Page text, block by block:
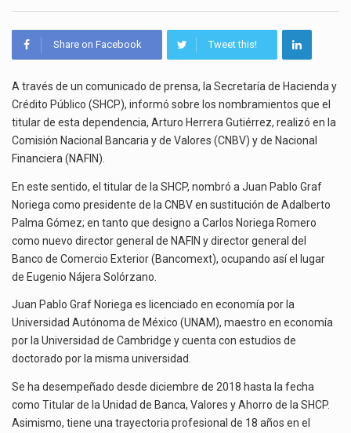
Los créditos fiscales determinados a empresas IMMEX rara vez nacen de una interpretación equivocada de…
La inversión fija bruta en México registró un aumento de 1.1% interanual en mayo de…
El gobierno de Estados Unidos anunciará un arancel del 15 % sobre los productos fabricados…
HACIENDA
NOMBRA
NUEVOS
TITULARES
DE
LA
NAFIN
Share on Facebook Tweet this!
A través de un comunicado de prensa, la Secretaría de Hacienda y
Crédito Público (SHCP), informó sobre los nombramientos que el
titular de esta dependencia, Arturo Herrera Gutiérrez, realizó en la
Comisión Nacional Bancaria y de Valores (CNBV) y de Nacional
Financiera (NAFIN).
En este sentido, el titular de la SHCP, nombró a Juan Pablo Graf
Noriega como presidente de la CNBV en sustitución de Adalberto
Palma Gómez; en tanto que designo a Carlos Noriega Romero
como nuevo director general de NAFIN y director general del
Banco de Comercio Exterior (Bancomext), ocupando así el lugar
de Eugenio Nájera Solórzano.
Juan Pablo Graf Noriega es licenciado en economía por la
Universidad Autónoma de México (UNAM), maestro en economía
por la Universidad de Cambridge y cuenta con estudios de
doctorado por la misma universidad.
Se ha desempeñado desde diciembre de 2018 hasta la fecha
como Titular de la Unidad de Banca, Valores y Ahorro de la SHCP.
Asimismo, tiene una trayectoria profesional de 18 años en el